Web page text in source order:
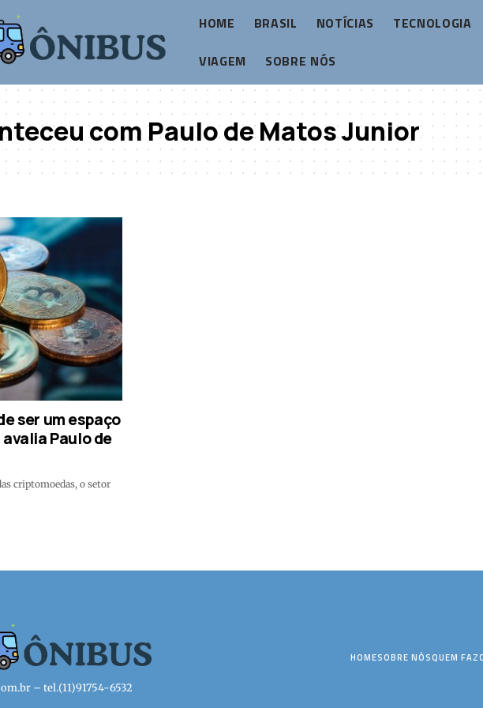
HOME BRASIL NOTÍCIAS
TECNOLOGIA
VIAGEM
SOBRE NÓS
com Paulo de Matos Junior
ser um espaço
Paulo de
criptomoedas, o setor
– tel.(11)91754-6532
HOMESOBRE NÓSQUEM FAZ